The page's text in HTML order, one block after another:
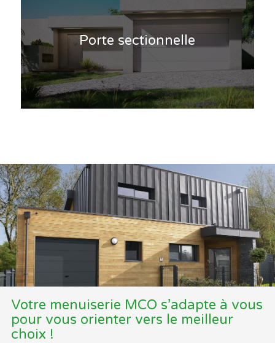
Porte sectionnelle
Votre menuiserie MCO s’adapte à vous
pour vous orienter vers le meilleur
choix !